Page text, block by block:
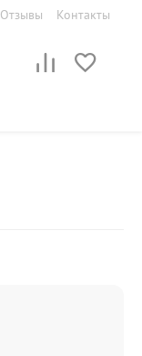
Отзывы Контакты